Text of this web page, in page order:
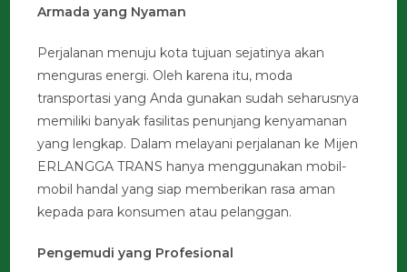
Armada yang Nyaman
Perjalanan menuju kota tujuan sejatinya akan
menguras energi. Oleh karena itu, moda
transportasi yang Anda gunakan sudah seharusnya
memiliki banyak fasilitas penunjang kenyamanan
yang lengkap. Dalam melayani perjalanan ke Mijen
ERLANGGA TRANS hanya menggunakan mobil-
mobil handal yang siap memberikan rasa aman
kepada para konsumen atau pelanggan.
Pengemudi yang Profesional